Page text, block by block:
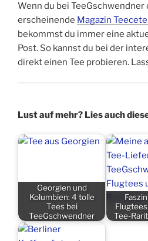
Wenn du bei TeeGschwendner
erscheinende Magazin
bekommst du immer eine
Post. So kannst du bei der
direkt einen Tee probieren.
Lust auf mehr? Lies auch
Georgien und
Kolumbien: 4 tolle
Tees bei
TeeGschwendner
Tee-